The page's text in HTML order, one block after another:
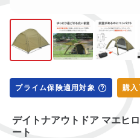
プライム保険適用対象 購入
デイトナアウトドア マエヒ
ート